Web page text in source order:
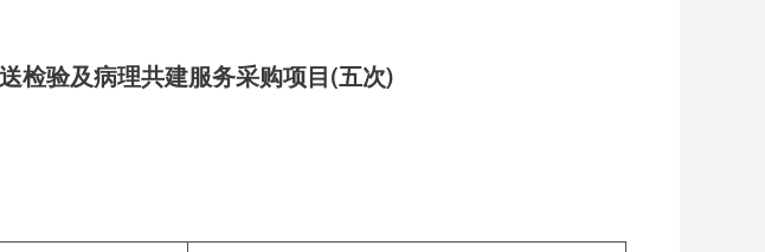
检验及病理共建服务采购项目(五次)